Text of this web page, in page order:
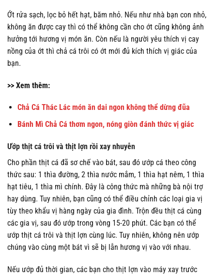
Ớt rửa sạch, lọc bỏ hết hạt, băm nhỏ. Nếu như nhà bạn con nhỏ,
không ăn được cay thì có thể không cần cho ớt cũng không ảnh
hưởng tới hương vị món ăn. Còn nếu là người yêu thích vị cay
nồng của ớt thì chả cá trôi có ớt mới đủ kích thích vị giác của
bạn.
>> Xem thêm:
Chả Cá Thác Lác món ăn dai ngon không thể dừng đũa
Bánh Mì Chả Cá thơm ngon, nóng giòn đánh thức vị giác
Ướp thịt cá trôi và thịt lợn rồi xay nhuyễn
Cho phần thịt cá đã sơ chế vào bát, sau đó ướp cá theo công
thức sau: 1 thìa đường, 2 thìa nước mắm, 1 thìa hạt nêm, 1 thìa
hạt tiêu, 1 thìa mì chính. Đây là công thức mà những bà nội trợ
hay dùng. Tuy nhiên, bạn cũng có thể điều chỉnh các loại gia vị
tùy theo khẩu vị hàng ngày của gia đình. Trộn đều thịt cá cùng
các gia vị, sau đó ướp trong vòng 15-20 phút. Các bạn có thể
ướp thịt cá trôi và thịt lợn cùng lúc. Tuy nhiên, không nên ướp
chúng vào cùng một bát vì sẽ bị lẫn hương vị vào với nhau.
Nếu ướp đủ thời gian, các bạn cho thịt lợn vào máy xay trước